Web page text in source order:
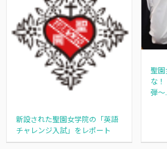
新設された聖園女学院の「英語
チャレンジ入試」をレポート
聖園
な
弾～